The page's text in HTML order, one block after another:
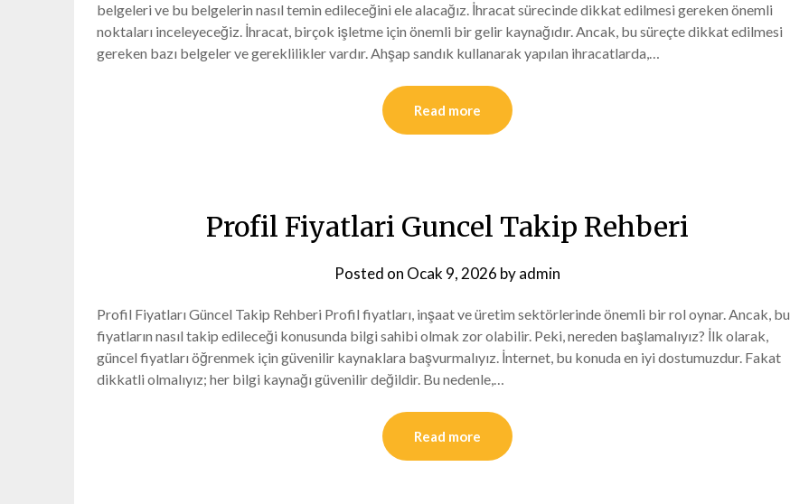
belgeleri ve bu belgelerin nasıl temin edileceğini ele alacağız. İhracat sürecinde dikkat edilmesi gereken önemli
noktaları inceleyeceğiz. İhracat, birçok işletme için önemli bir gelir kaynağıdır. Ancak, bu süreçte dikkat edilmesi
gereken bazı belgeler ve gereklilikler vardır. Ahşap sandık kullanarak yapılan ihracatlarda,…
Read more
Profil Fiyatlari Guncel Takip Rehberi
Posted on Ocak 9, 2026 byadmin
Profil Fiyatları Güncel Takip Rehberi Profil fiyatları, inşaat ve üretim sektörlerinde önemli bir rol oynar. Ancak, bu
fiyatların nasıl takip edileceği konusunda bilgi sahibi olmak zor olabilir. Peki, nereden başlamalıyız? İlk olarak,
güncel fiyatları öğrenmek için güvenilir kaynaklara başvurmalıyız. İnternet, bu konuda en iyi dostumuzdur. Fakat
dikkatli olmalıyız; her bilgi kaynağı güvenilir değildir. Bu nedenle,…
Read more